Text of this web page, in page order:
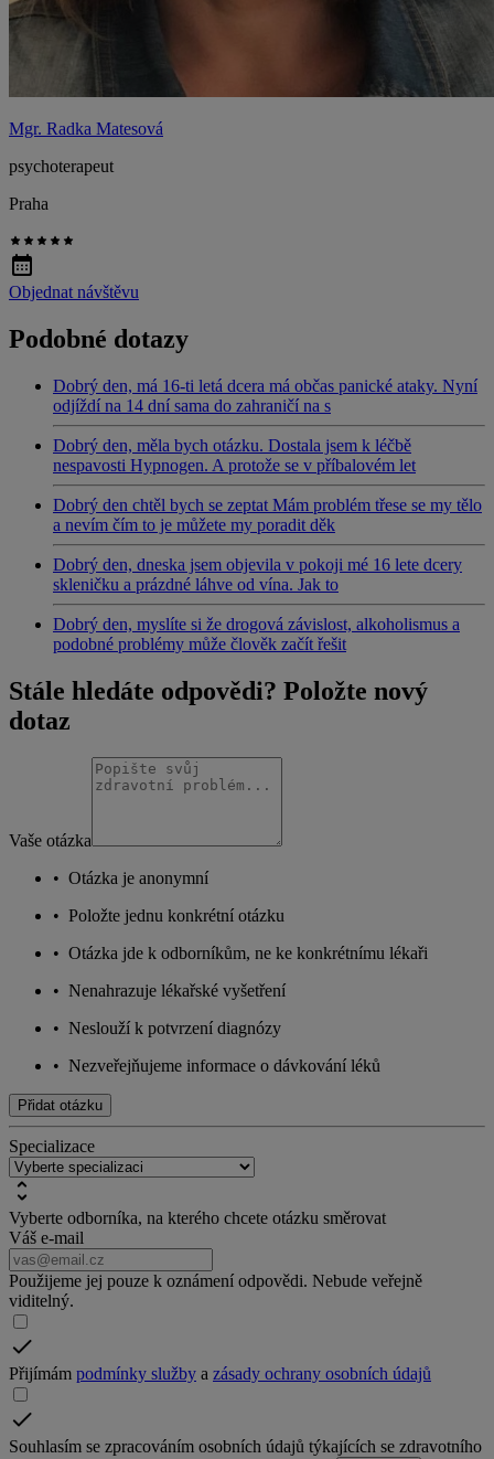
Mgr. Radka Matesová
psychoterapeut
Praha
Objednat návštěvu
Podobné dotazy
Dobrý den, má 16-ti letá dcera má občas panické ataky. Nyní
odjíždí na 14 dní sama do zahraničí na s
Dobrý den, měla bych otázku. Dostala jsem k léčbě
nespavosti Hypnogen. A protože se v příbalovém let
Dobrý den chtěl bych se zeptat Mám problém třese se my tělo
a nevím čím to je můžete my poradit děk
Dobrý den, dneska jsem objevila v pokoji mé 16 lete dcery
skleničku a prázdné láhve od vína. Jak to
Dobrý den, myslíte si že drogová závislost, alkoholismus a
podobné problémy může člověk začít řešit
Stále hledáte odpovědi? Položte nový
dotaz
Vaše otázka
• Otázka je anonymní
• Položte jednu konkrétní otázku
• Otázka jde k odborníkům, ne ke konkrétnímu lékaři
• Nenahrazuje lékařské vyšetření
• Neslouží k potvrzení diagnózy
• Nezveřejňujeme informace o dávkování léků
Přidat otázku
Specializace
Vyberte odborníka, na kterého chcete otázku směrovat
Váš e-mail
Použijeme jej pouze k oznámení odpovědi. Nebude veřejně
viditelný.
Přijímám podmínky služby a zásady ochrany osobních údajů
Souhlasím se zpracováním osobních údajů týkajících se zdravotního